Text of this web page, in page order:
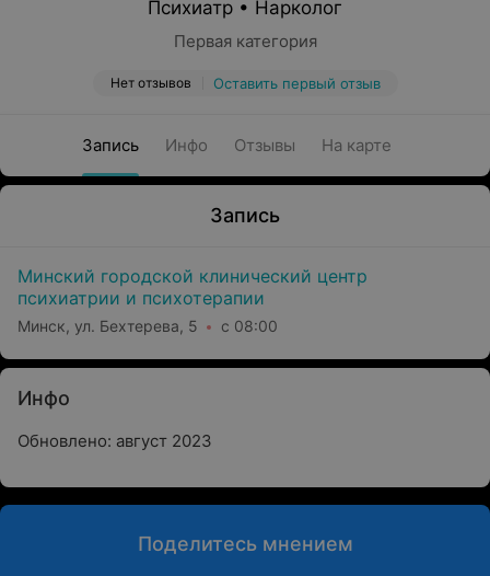
Психиатр • Нарколог
Первая категория
Нет отзывов Оставить первый отзыв
Запись Инфо Отзывы На карте
Запись
Минский городской клинический центр
психиатрии и психотерапии
Минск, ул. Бехтерева, 5 с 08:00
Инфо
Обновлено: август 2023
Поделитесь мнением